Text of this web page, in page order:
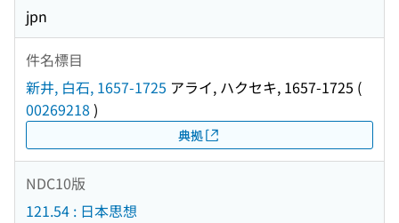
jpn
件名標目
新井, 白石, 1657-1725 アライ, ハクセキ, 1657-1725 (
00269218 )
典拠
NDC10版
121.54 : 日本思想